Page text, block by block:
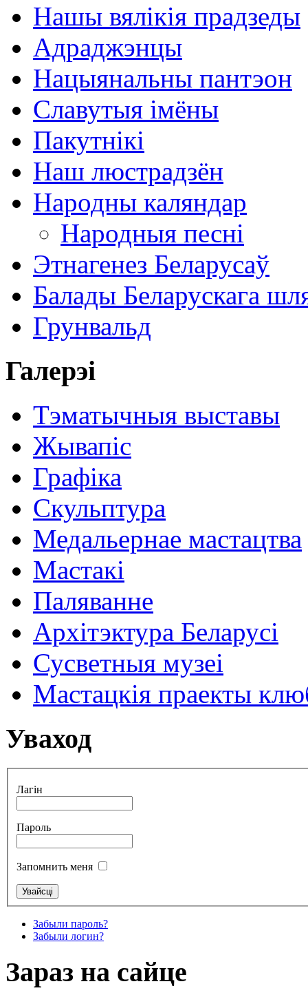
Нашы вялікія прадзеды
Адраджэнцы
Нацыянальны пантэон
Славутыя імёны
Пакутнікі
Наш люстрадзён
Народны каляндар
Народныя песні
Этнагенез Беларусаў
Балады Беларускага
Грунвальд
Галерэі
Тэматычныя выставы
Жывапіс
Графіка
Скульптура
Медальернае мастацтва
Мастакі
Паляванне
Архітэктура Беларусі
Сусветныя музеі
Мастацкія праекты
Уваход
Лагін
Пароль
Запомнить меня
Забыли пароль?
Забыли логин?
Зараз на сайце